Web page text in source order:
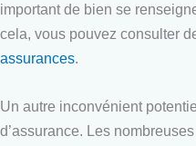
important de bien se
cela, vous pouvez consulter
assurances.
Un autre inconvénient
d’assurance. Les